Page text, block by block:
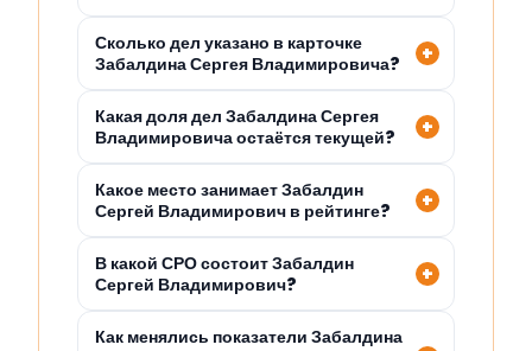
Сколько дел указано в карточке
Забалдина Сергея Владимировича?
Какая доля дел Забалдина Сергея
Владимировича остаётся текущей?
Какое место занимает Забалдин
Сергей Владимирович в рейтинге?
В какой СРО состоит Забалдин
Сергей Владимирович?
Как менялись показатели Забалдина